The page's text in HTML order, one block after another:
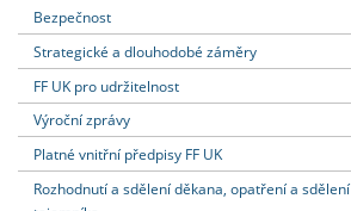
Dozvědět se více
Podat přihlášku
Dozvědět se více
Dozvědět se více
Dozvědět se více
Bezpečnost
Strategické a dlouhodobé záměry
FF UK pro udržitelnost
Výroční zprávy
Platné vnitřní předpisy FF UK
Rozhodnutí a sdělení děkana, opatření a sdělení